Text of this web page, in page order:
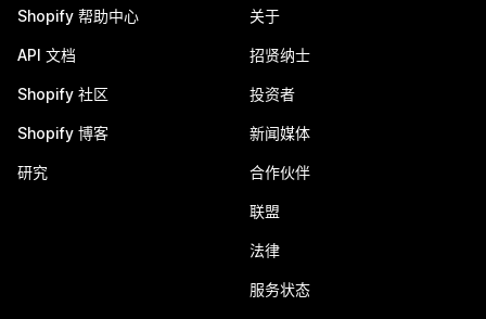
Shopify 帮助中心
API 文档
Shopify 社区
Shopify 博客
研究
关于
招贤纳士
投资者
新闻媒体
合作伙伴
联盟
法律
服务状态